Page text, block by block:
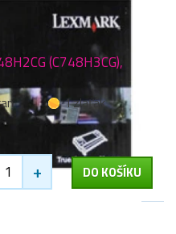
(C748H3CG),
1 zlaťák
+ DO KOŠÍKU